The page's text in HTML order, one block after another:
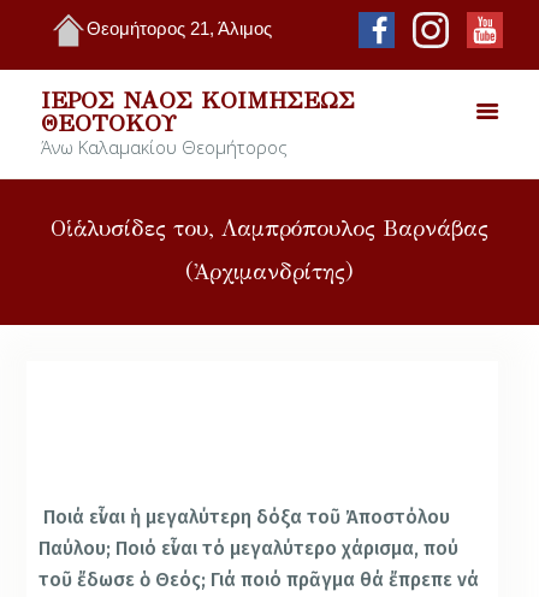
Θεομήτορος 21, Άλιμος
ΙΕΡΌΣ ΝΑΌΣ ΚΟΙΜΉΣΕΩΣ
ΘΕΟΤΌΚΟΥ
Άνω Καλαμακίου Θεομήτορος
Οἱ ἁλυσίδες του, Λαμπρόπουλος Βαρνάβας
(Ἀρχιμανδρίτης)
Ποιά εἶναι ἡ μεγαλύτερη δόξα τοῦ Ἀποστόλου
Παύλου; Ποιό εἶναι τό μεγαλύτερο χάρισμα, πού
τοῦ ἔδωσε ὁ Θεός; Γιά ποιό πρᾶγμα θά ἔπρεπε νά